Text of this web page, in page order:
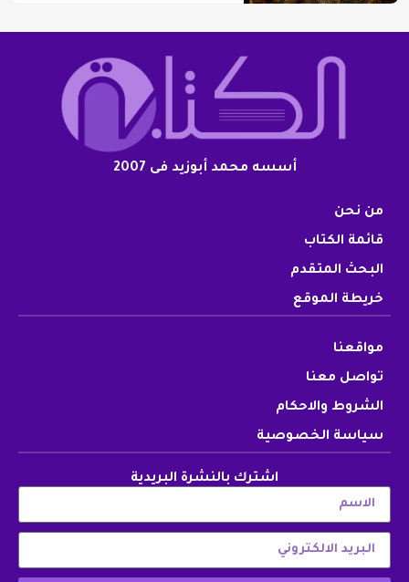
أسسه محمد أبوزيد فى 2007
من نحن
قائمة الكتاب
البحث المتقدم
خريطة الموقع
مواقعنا
تواصل معنا
الشروط والاحكام
سياسة الخصوصية
اشترك بالنشرة البريدية